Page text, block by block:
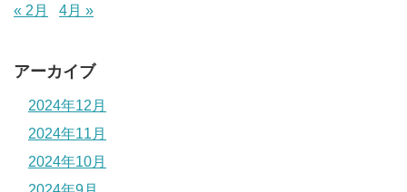
« 2月
4月 »
アーカイブ
2024年12月
2024年11月
2024年10月